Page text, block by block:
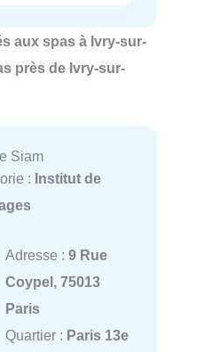
aux spas à Ivry-sur-
près de Ivry-sur-
Siam
: Institut de
Adresse : 9 Rue
Coypel, 75013
Paris
Quartier : Paris 13e